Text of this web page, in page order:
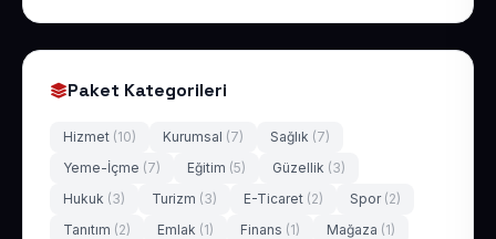
Paket Kategorileri
Hizmet (10) Kurumsal (7) Sağlık (7)
Yeme-İçme (7) Eğitim (5) Güzellik (3)
Hukuk (3) Turizm (3) E-Ticaret (2) Spor (2)
Tanıtım (2) Emlak (1) Finans (1) Mağaza (1)